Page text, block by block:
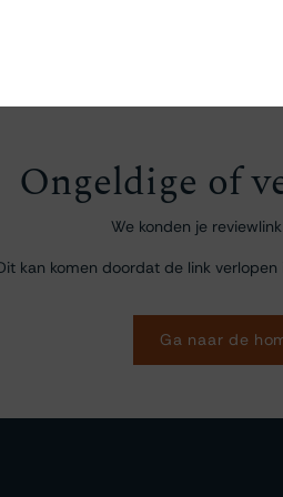
Ongeldige of
We konden je
kan komen doordat de link
Ga naar de